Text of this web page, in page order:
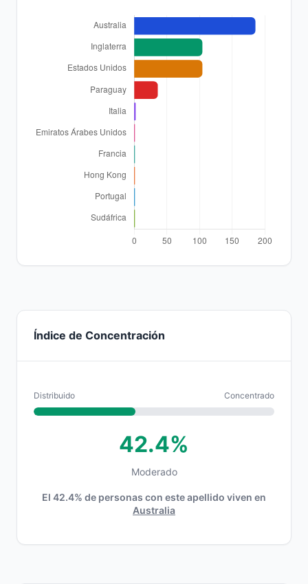
Índice de Concentración
Distribuido Concentrado
42.4%
Moderado
El 42.4% de personas con este apellido viven en
Australia